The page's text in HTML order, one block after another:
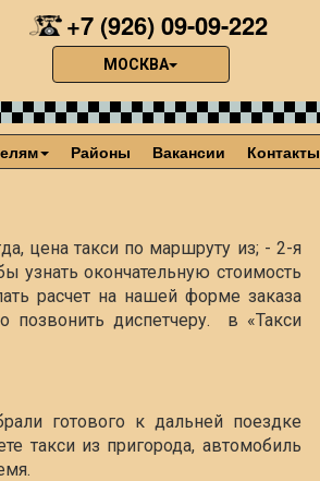
+7 (926) 09-09-222
МОСКВА
Районы Вакансии Контакты
цена такси по маршруту из; - 2-я
узнать окончательную стоимость
расчет на нашей форме заказа
позвонить диспетчеру. в «Такси
готового к дальней поездке
такси из пригорода, автомобиль